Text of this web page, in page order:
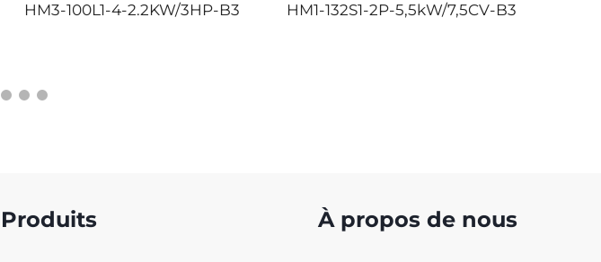
HM3-100L1-4-2.2KW/3HP-B3 HM1-132S1-2P-5,5kW/7,5CV-B3
Produits À propos de nous